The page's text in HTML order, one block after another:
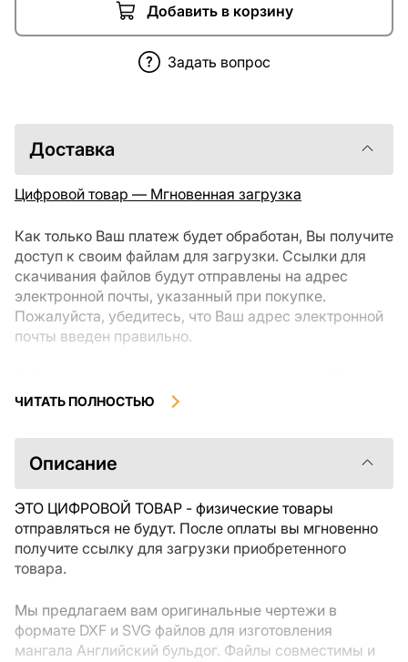
Добавить в корзину
Задать вопрос
Доставка
Цифровой товар — Мгновенная загрузка
Как только Ваш платеж будет обработан, Вы получите
доступ к своим файлам для загрузки. Ссылки для
скачивания файлов будут отправлены на адрес
электронной почты, указанный при покупке.
Пожалуйста, убедитесь, что Ваш адрес электронной
почты введен правильно.
загрузки, не подлежат возврату или обмену после их
ознакомиться с описанием товара и задать все
интересующие Вас вопросы перед покупкой. Если у
свяжитесь с продавцом напрямую.
ЧИТАТЬ ПОЛНОСТЬЮ
Описание
ЭТО ЦИФРОВОЙ ТОВАР - физические товары
отправляться не будут. После оплаты вы мгновенно
получите ссылку для загрузки приобретенного
товара.
Мы предлагаем вам оригинальные чертежи в
формате DXF и SVG файлов для изготовления
мангала Английский бульдог. Файлы совместимы и